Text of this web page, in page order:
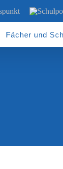
Fächer und